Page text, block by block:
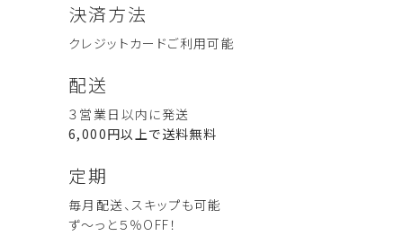
【定期便ご利用の方はこちらをご確認ください】
「注文の手間なく、お気に入りのヘアケアを続けたい」そんな声
毎月、300mlサイズの詰替え用パウチをご自宅へお届けします。
【定期便の特典】
初回のみ300mlボトルでお届け
✔ 毎月10％OFF
通常価格 7,920円 → 7,128円（定期便価格 10％OFF）
※シャンプー・トリートメントの個別の定期は5％OFFとなりま
詰替えあり
税込 3,740
ハンド＆ボディケア一覧を見る
AKIU 60ml
定期便あり 詰替えあり
税込 2,750
リートセット）
税込 6,000
決済方法
クレジットカードご利用可能
配送
３営業日以内に発送
6,000円以上で送料無料
定期
毎月配送、スキップも可能
ず～っと５％OFF！